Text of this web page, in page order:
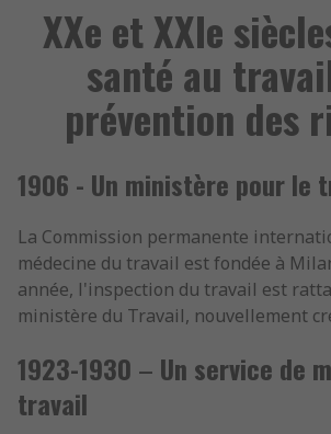
XXe et XXIe
santé au
prévention des
1906 - Un ministère pour le
La Commission permanente
médecine du travail est fondée à
année, l'inspection du travail est
ministère du Travail, nouvellement
1923-1930 – Un service de
travail